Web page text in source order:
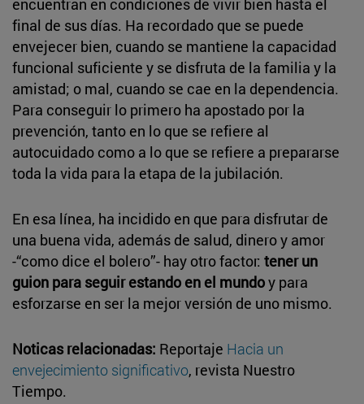
encuentran en condiciones de vivir bien hasta el
final de sus días. Ha recordado que se puede
envejecer bien, cuando se mantiene la capacidad
funcional suficiente y se disfruta de la familia y la
amistad; o mal, cuando se cae en la dependencia.
Para conseguir lo primero ha apostado por la
prevención, tanto en lo que se refiere al
autocuidado como a lo que se refiere a prepararse
toda la vida para la etapa de la jubilación.
En esa línea, ha incidido en que para disfrutar de
una buena vida, además de salud, dinero y amor
-“como dice el bolero”- hay otro factor: tener un
guion para seguir estando en el mundoy para
esforzarse en ser la mejor versión de uno mismo.
Noticas relacionadas: Reportaje Hacia un
envejecimiento significativo, revista Nuestro
Tiempo.